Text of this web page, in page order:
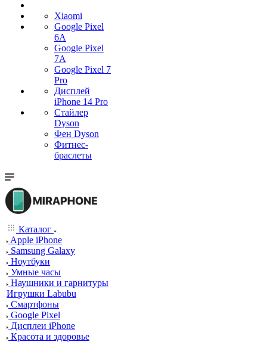
Xiaomi
Google Pixel
6A
Google Pixel
7А
Google Pixel 7
Pro
Дисплей
iPhone 14 Pro
Стайлер
Dyson
Фен Dyson
Фитнес-
браслеты
Каталог
Apple iPhone
Samsung Galaxy
Ноутбуки
Умные часы
Наушники и гарнитуры
Игрушки Labubu
Смартфоны
Google Pixel
Дисплеи iPhone
Красота и здоровье